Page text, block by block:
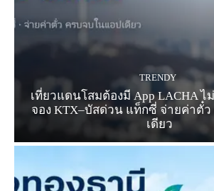
TRENDY
เที่ยวแดนโสมต้องมี App LACHA ไ
จอง KTX–บัสด่วน แท็กซี่ จ่ายค่าตั๋
เดียว